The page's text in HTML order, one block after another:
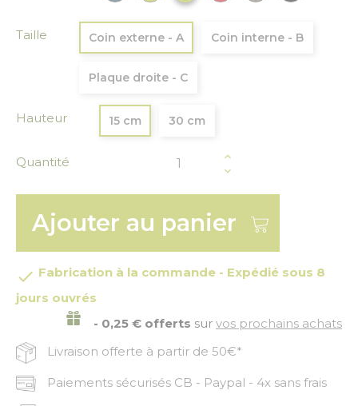
Taille Coin externe - A Coin interne - B
Plaque droite - C
Hauteur 15 cm 30 cm
Quantité
Ajouter au panier
 Fabrication à la commande - Expédié sous 8
jours ouvrés
- 0,25 € offerts sur vos prochains achats
Livraison offerte à partir de 50€*
Paiements sécurisés CB - Paypal - 4x sans frais